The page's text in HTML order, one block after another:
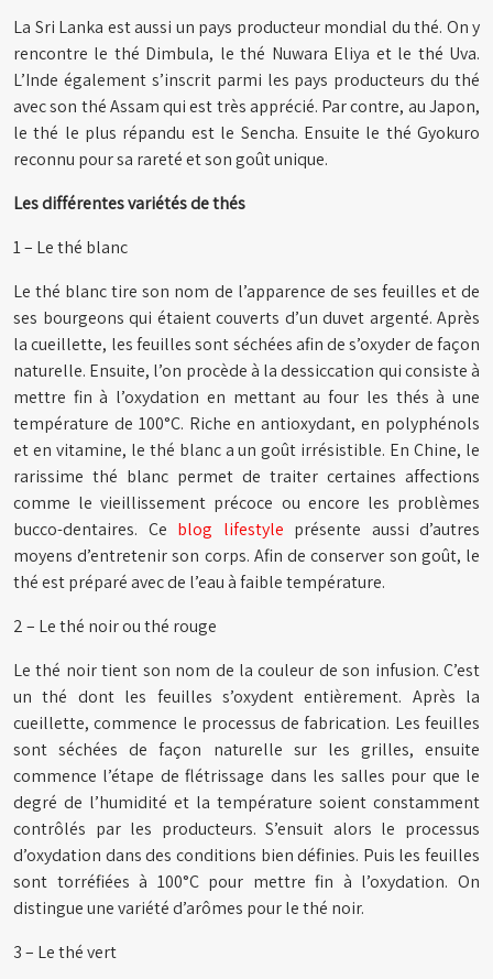
La Sri Lanka est aussi un pays producteur mondial du thé. On y
rencontre le thé Dimbula, le thé Nuwara Eliya et le thé Uva.
L’Inde également s’inscrit parmi les pays producteurs du thé
avec son thé Assam qui est très apprécié. Par contre, au Japon,
le thé le plus répandu est le Sencha. Ensuite le thé Gyokuro
reconnu pour sa rareté et son goût unique.
Les différentes variétés de thés
1 – Le thé blanc
Le thé blanc tire son nom de l’apparence de ses feuilles et de
ses bourgeons qui étaient couverts d’un duvet argenté. Après
la cueillette, les feuilles sont séchées afin de s’oxyder de façon
naturelle. Ensuite, l’on procède à la dessiccation qui consiste à
mettre fin à l’oxydation en mettant au four les thés à une
température de 100°C. Riche en antioxydant, en polyphénols
et en vitamine, le thé blanc a un goût irrésistible. En Chine, le
rarissime thé blanc permet de traiter certaines affections
comme le vieillissement précoce ou encore les problèmes
bucco-dentaires. Ce blog lifestyle présente aussi d’autres
moyens d’entretenir son corps. Afin de conserver son goût, le
thé est préparé avec de l’eau à faible température.
2 – Le thé noir ou thé rouge
Le thé noir tient son nom de la couleur de son infusion. C’est
un thé dont les feuilles s’oxydent entièrement. Après la
cueillette, commence le processus de fabrication. Les feuilles
sont séchées de façon naturelle sur les grilles, ensuite
commence l’étape de flétrissage dans les salles pour que le
degré de l’humidité et la température soient constamment
contrôlés par les producteurs. S’ensuit alors le processus
d’oxydation dans des conditions bien définies. Puis les feuilles
sont torréfiées à 100°C pour mettre fin à l’oxydation. On
distingue une variété d’arômes pour le thé noir.
3 – Le thé vert